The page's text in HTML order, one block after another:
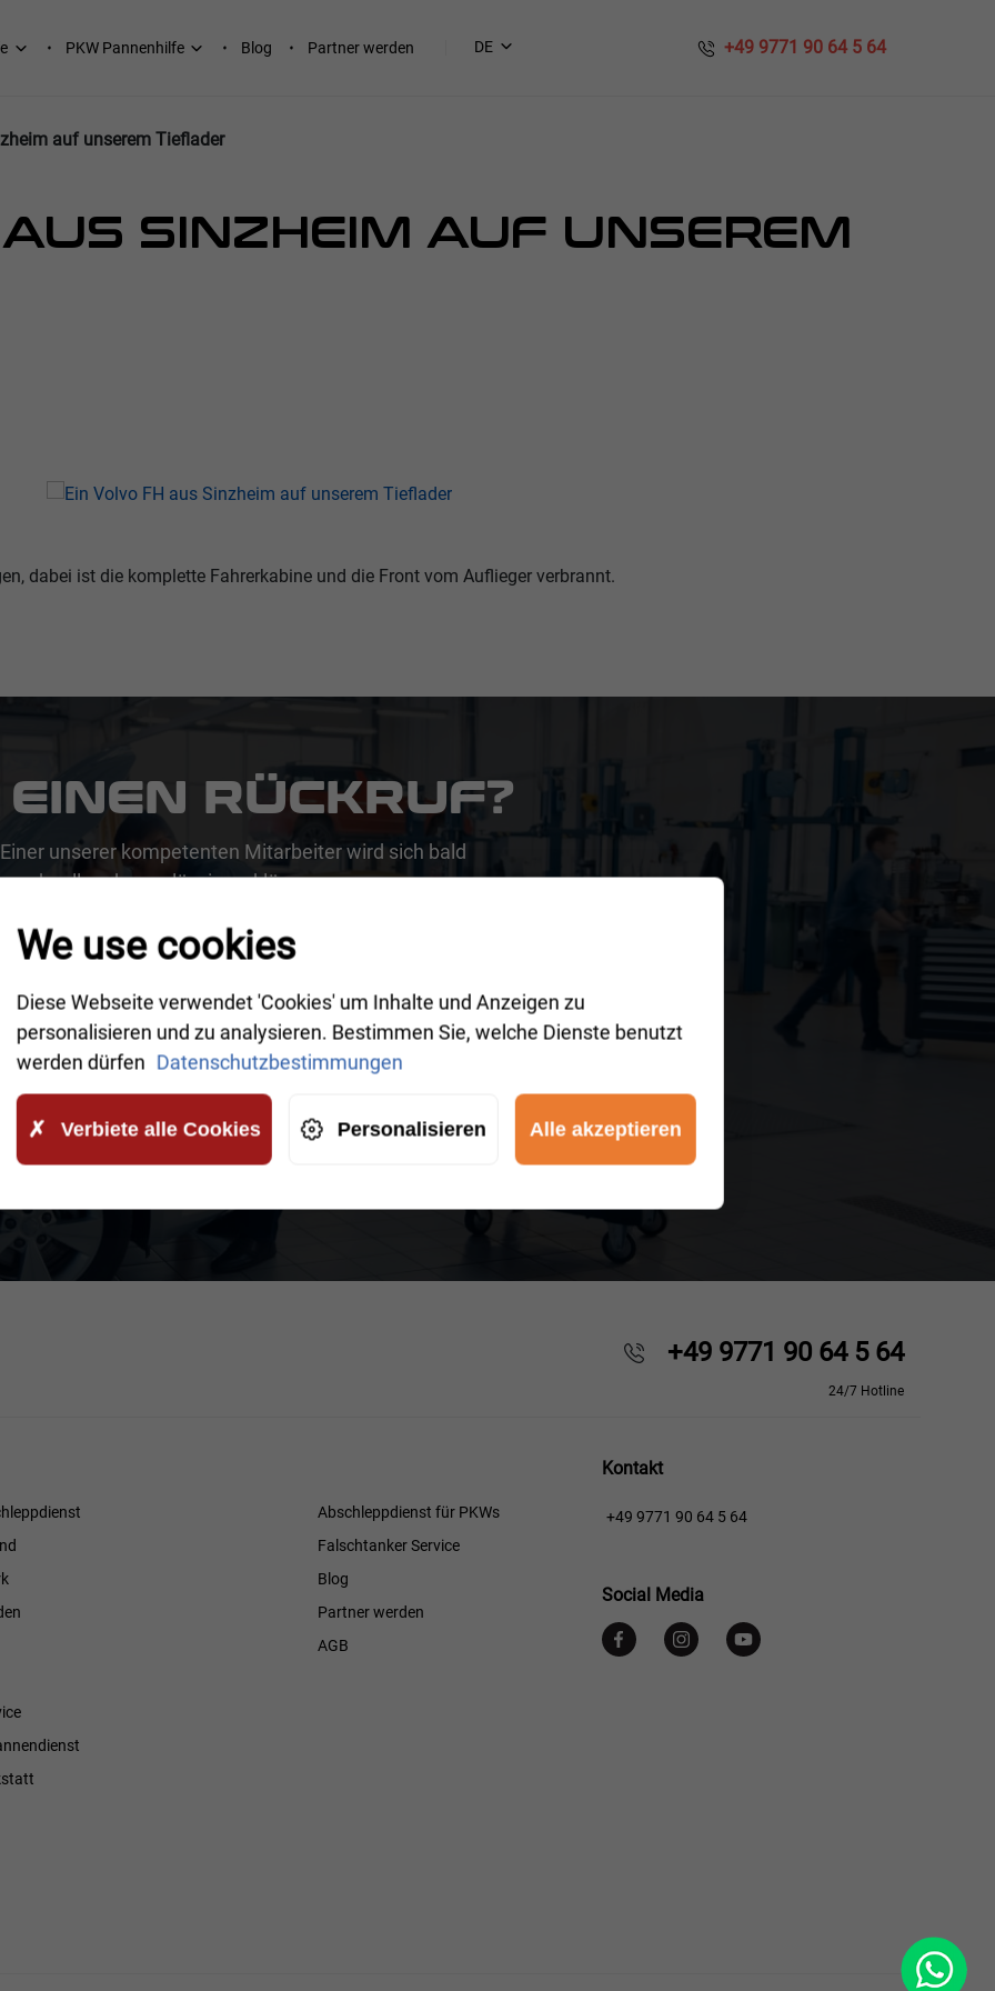
PKW Pannenhilfe Blog Partner werden DE ​​ +49 9771 90 64 5 64
auf unserem Tieflader
SINZHEIM AUF UNSEREM
dabei ist die komplette Fahrerkabine und die Front vom Auflieger verbrannt.
RÜCKRUF?
unserer kompetenten Mitarbeiter wird sich bald
schnell und zuverlässig zu klären.
dass Ihre Daten an
gelesen haben.
+49 9771 90 64 5 64
24/7 Hotline
Abschleppdienst für PKWs
Falschtanker Service
Blog
Partner werden
AGB
Kontakt
+49 9771 90 64 5 64
Social Media
WhatsApp
We use cookies
Diese Webseite verwendet 'Cookies' um Inhalte und Anzeigen zu
personalisieren und zu analysieren. Bestimmen Sie, welche Dienste benutzt
werden dürfen Datenschutzbestimmungen
Verbiete alle Cookies Personalisieren Alle akzeptieren